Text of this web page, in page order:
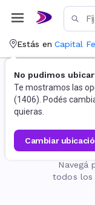
Estás en Capital
No pudimos
Te mostramos las
(1406). Podés
quieras.
cambiar
La
Navegá
todos los